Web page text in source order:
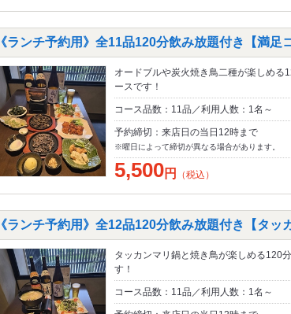
《ランチ予約用》全11品120分飲み放題付き【満足
オードブルや炭火焼き鳥二種が楽しめる
ースです！
コース品数：11品／利用人数：1名～
予約締切：来店日の当日12時まで
※曜日によって締切が異なる場合があります。
5,500円 （税込）
《ランチ予約用》全12品120分飲み放題付き【タッ
タッカンマリ鍋と焼き鳥が楽しめる120
す！
コース品数：11品／利用人数：1名～